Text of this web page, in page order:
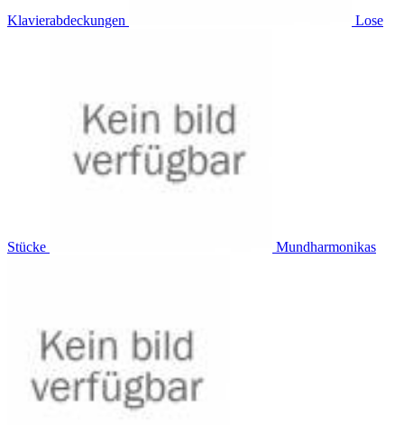
Klavierabdeckungen Lose
Stücke Mundharmonikas